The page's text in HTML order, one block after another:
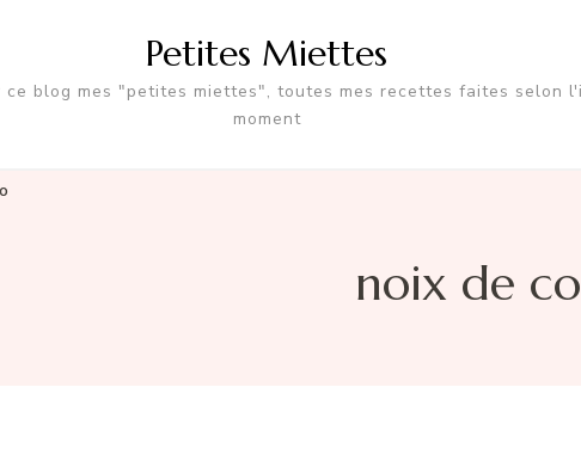
Petites Miettes
ce blog mes "petites miettes", toutes mes recettes faites selon
moment
noix de